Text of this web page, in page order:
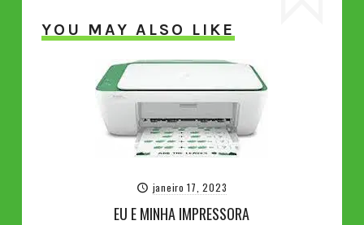
YOU MAY ALSO LIKE
janeiro 17, 2023
EU E MINHA IMPRESSORA